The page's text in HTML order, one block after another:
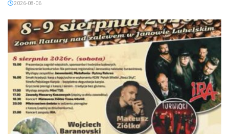
2026-08-06